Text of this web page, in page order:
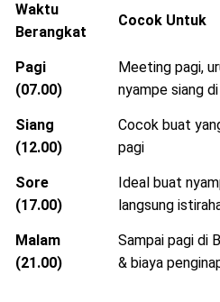
Waktu
Berangkat
Cocok Untuk
Pagi
(07.00)
Meeting pagi,
nyampe siang
Siang
(12.00)
Cocok buat
pagi
Sore
(17.00)
Ideal buat
langsung
Malam
(21.00)
Sampai pagi di
& biaya